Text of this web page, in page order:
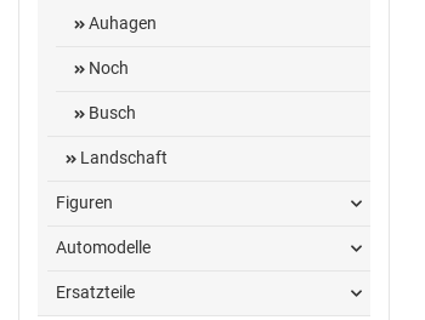
Auhagen
Noch
Busch
Landschaft
Figuren
Automodelle
Ersatzteile